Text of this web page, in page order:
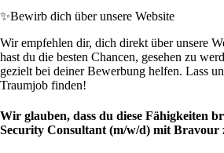
✨Bewirb dich über unsere Website
Wir empfehlen dir, dich direkt über unsere
hast du die besten Chancen, gesehen zu
gezielt bei deiner Bewerbung helfen. Lass
Traumjob finden!
Wir glauben, dass du diese Fähigkeiten
Security Consultant (m/w/d) mit Bravour